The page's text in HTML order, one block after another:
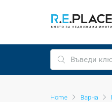
Home Варна